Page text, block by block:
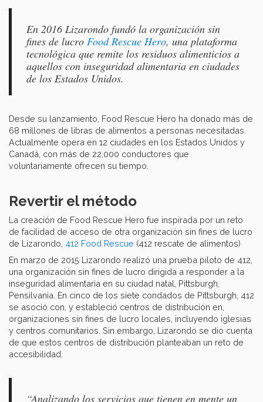
En 2016 Lizarondo fundó la organización sin
fines de lucro Food Rescue Hero, una plataforma
tecnológica que remite los residuos alimenticios a
aquellos con inseguridad alimentaria en ciudades
de los Estados Unidos.
Desde su lanzamiento, Food Rescue Hero ha donado más de
68 millones de libras de alimentos a personas necesitadas.
Actualmente opera en 12 ciudades en los Estados Unidos y
Canadá, con más de 22,000 conductores que
voluntariamente ofrecen su tiempo.
Revertir el método
La creación de Food Rescue Hero fue inspirada por un reto
de facilidad de acceso de otra organización sin fines de lucro
de Lizarondo, 412 Food Rescue (412 rescate de alimentos)
En marzo de 2015 Lizarondo realizó una prueba piloto de 412,
una organización sin fines de lucro dirigida a responder a la
inseguridad alimentaria en su ciudad natal, Pittsburgh,
Pensilvania. En cinco de los siete condados de Pittsburgh, 412
se asoció con, y estableció centros de distribución en,
organizaciones sin fines de lucro locales, incluyendo iglesias
y centros comunitarios. Sin embargo, Lizarondo se dio cuenta
de que estos centros de distribución planteaban un reto de
accesibilidad.
“Analizando los servicios que tienen en mente un